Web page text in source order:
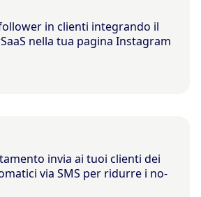
in clienti integrando il
nella tua pagina Instagram
invia ai tuoi clienti dei
via SMS per ridurre i no-